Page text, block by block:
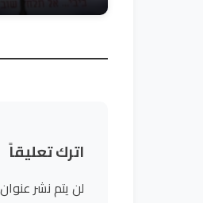
اترك تعليقاً
لن يتم نشر